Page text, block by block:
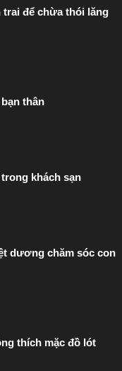
trai để chừa thói lăng
thân
khách sạn
dương chăm sóc con
thích mặc đồ lót